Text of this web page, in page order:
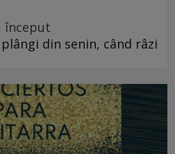
început
din senin, când râzi